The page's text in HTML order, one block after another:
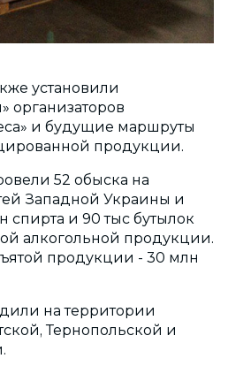
установили
организаторов
и будущие маршруты
продукции.
52 обыска на
Западной Украины и
спирта и 90 тыс бутылок
алкогольной продукции.
продукции - 30 млн
на территории
Тернопольской и